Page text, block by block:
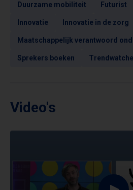
Duurzame mobiliteit Futurist
Innovatie Innovatie in de zorg
Maatschappelijk verantwoord
Sprekers boeken
Video's